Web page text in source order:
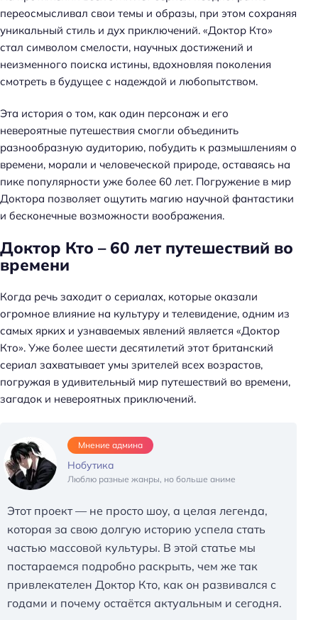
переосмысливал свои темы и образы, при этом сохраняя
уникальный стиль и дух приключений. «Доктор Кто»
стал символом смелости, научных достижений и
неизменного поиска истины, вдохновляя поколения
смотреть в будущее с надеждой и любопытством.
Эта история о том, как один персонаж и его
невероятные путешествия смогли объединить
разнообразную аудиторию, побудить к размышлениям о
времени, морали и человеческой природе, оставаясь на
пике популярности уже более 60 лет. Погружение в мир
Доктора позволяет ощутить магию научной фантастики
и бесконечные возможности воображения.
Доктор Кто – 60 лет путешествий во
времени
Когда речь заходит о сериалах, которые оказали
огромное влияние на культуру и телевидение, одним из
самых ярких и узнаваемых явлений является «Доктор
Кто». Уже более шести десятилетий этот британский
сериал захватывает умы зрителей всех возрастов,
погружая в удивительный мир путешествий во времени,
загадок и невероятных приключений.
Мнение админа
Нобутика
Люблю разные жанры, но больше аниме
Этот проект — не просто шоу, а целая легенда,
которая за свою долгую историю успела стать
частью массовой культуры. В этой статье мы
постараемся подробно раскрыть, чем же так
привлекателен Доктор Кто, как он развивался с
годами и почему остаётся актуальным и сегодня.